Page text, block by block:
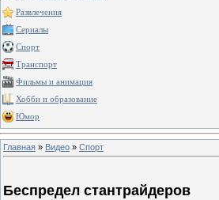
Развлечения
Сериалы
Спорт
Транспорт
Фильмы и анимация
Хобби и образование
Юмор
Главная » Видео » Спорт
Беспредел стантрайдеров